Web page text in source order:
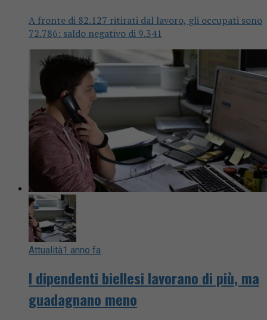
A fronte di 82.127 ritirati dal lavoro, gli occupati sono
72.786: saldo negativo di 9.341
Attualità1 anno fa
I dipendenti biellesi lavorano di più, ma
guadagnano meno